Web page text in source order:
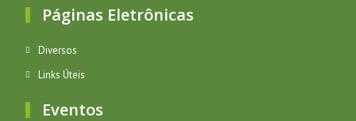
Páginas Eletrônicas
Diversos
Links Úteis
Eventos